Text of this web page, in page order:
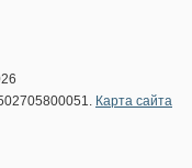
Карта сайта